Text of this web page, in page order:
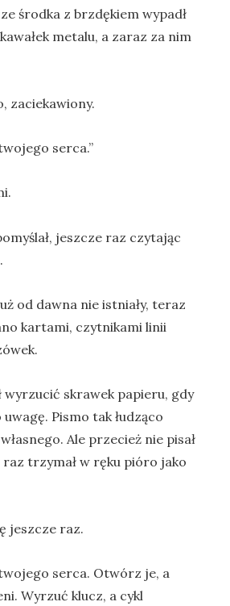
środka z brzdękiem wypadł
metalu, a zaraz za nim
zaciekawiony.
serca.”
jeszcze raz czytając
od dawna nie istniały, teraz
kartami, czytnikami linii
wyrzucić skrawek papieru, gdy
Pismo tak łudząco
Ale przecież nie pisał
trzymał w ręku pióro jako
jeszcze raz.
serca. Otwórz je, a
Wyrzuć klucz, a cykl